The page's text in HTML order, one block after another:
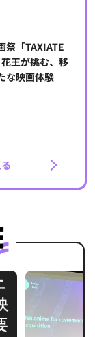
祭「TAXIATE
王が挑む、移
な映画体験